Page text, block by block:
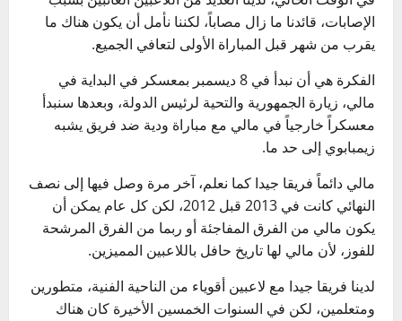
الإصابات، قائدنا ما زال مصاباً، لكننا نأمل أن يكون هناك ما
يقرب من شهر قبل المباراة الأولى لتعافي الجميع.
الفكرة هي أن نبدأ في 8 ديسمبر بمعسكر في البداية في
مالي، زيارة الجمهورية والتحية لرئيس الدولة، وبعدها سنبدأ
معسكراً خارجياً في مالي مع مباراة ودية ضد فريق يشبه
زيمبابوي إلى حد ما.
مالي دائماً فريقا جيدا كما نعلم، آخر مرة وصل فيها إلى نصف
النهائي كانت في 2013 قبل 2012، لكن كل عام يمكن أن
يكون مالي من الفرق المفاجئة أو ربما من الفرق المرشحة
للفوز، لأن مالي لها تاريخ حافل باللاعبين المميزين.
لدينا فريقا جيدا مع لاعبين أقوياء من الناحية الفنية، متطورين
ومتعلمين، لكن في السنوات الخمسين الأخيرة كان هناك